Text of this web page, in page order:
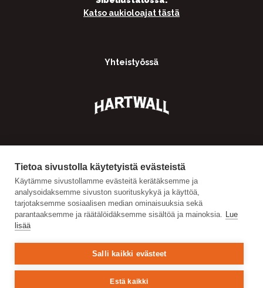
Tietoa sivustolla käytetyistä evästeistä
Käytämme sivustollamme evästeitä kerätäksemme ja
analysoidaksemme sivuston suorituskykyä ja käyttöä,
tarjotaksemme sosiaalisen median ominaisuuksia sekä
parantaaksemme ja räätälöidäksemme sisältöä ja mainoksia. Lue
lisää
Salli kaikki evästeet
Estä kaikki
Katso aukioloajat tästä
Yhteistyössä